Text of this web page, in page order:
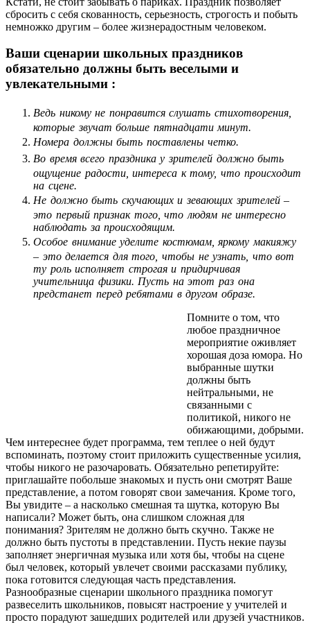
сбросить с себя скованность, серьезность, строгость и побыть
немножко другим – более жизнерадостным человеком.
Ваши сценарии школьных праздников
обязательно должны быть веселыми и
увлекательными :
Ведь никому не понравится слушать стихотворения,
которые звучат больше пятнадцати минут.
Номера должны быть поставлены четко.
Во время всего праздника у зрителей должно быть
ощущение радости, интереса к тому, что происходит
на сцене.
Не должно быть скучающих и зевающих зрителей –
это первый признак того, что людям не интересно
наблюдать за происходящим.
Особое внимание уделите костюмам, яркому макияжу
– это делается для того, чтобы не узнать, что вот
ту роль исполняет строгая и придирчивая
учительница физики. Пусть на этот раз она
предстанет перед ребятами в другом образе.
Помните о том, что
любое праздничное
мероприятие оживляет
хорошая доза юмора. Но
выбранные шутки
должны быть
нейтральными, не
связанными с
политикой, никого не
обижающими, добрыми.
Чем интереснее будет программа, тем теплее о ней будут
вспоминать, поэтому стоит приложить существенные усилия,
чтобы никого не разочаровать. Обязательно репетируйте:
приглашайте побольше знакомых и пусть они смотрят Ваше
представление, а потом говорят свои замечания. Кроме того,
Вы увидите – а насколько смешная та шутка, которую Вы
написали? Может быть, она слишком сложная для
понимания? Зрителям не должно быть скучно. Также не
должно быть пустоты в представлении. Пусть некие паузы
заполняет энергичная музыка или хотя бы, чтобы на сцене
был человек, который увлечет своими рассказами публику,
пока готовится следующая часть представления.
Разнообразные сценарии школьного праздника помогут
развеселить школьников, повысят настроение у учителей и
просто порадуют зашедших родителей или друзей участников.